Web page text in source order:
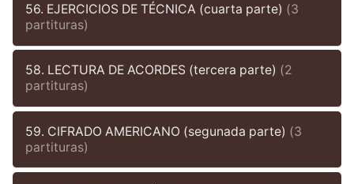
56. EJERCICIOS DE TÉCNICA (cuarta parte) (3
partituras)
58. LECTURA DE ACORDES (tercera parte) (2
partituras)
59. CIFRADO AMERICANO (segunada parte) (3
partituras)